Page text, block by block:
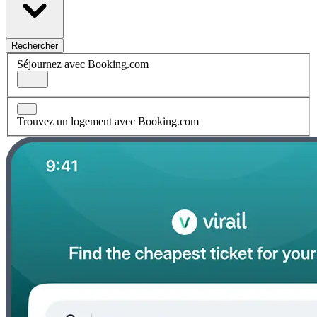
Rechercher
Séjournez avec Booking.com
Trouvez un logement avec Booking.com